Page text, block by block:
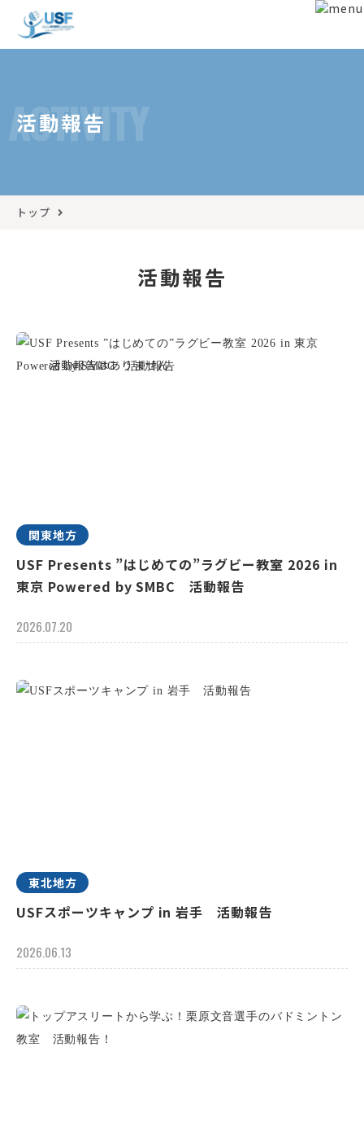
ACTIVITY
活動報告
トップ
活動報告
関東地方
USF Presents ”はじめての”ラグビー教室 2026 in
東京 Powered by SMBC 活動報告
2026.07.20
東北地方
USFスポーツキャンプ in 岩手 活動報告
2026.06.13